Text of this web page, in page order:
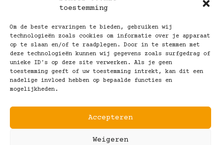
toestemming
Om de beste ervaringen te bieden, gebruiken wij
technologieën zoals cookies om informatie over je apparaat
op te slaan en/of te raadplegen. Door in te stemmen met
deze technologieën kunnen wij gegevens zoals surfgedrag of
unieke ID's op deze site verwerken. Als je geen
toestemming geeft of uw toestemming intrekt, kan dit een
nadelige invloed hebben op bepaalde functies en
mogelijkheden.
Accepteren
Weigeren
info@kootbrillen.nl
Volg Ons!
Copyright © 2025 Koot Brillen
Algemene Voorwaarden